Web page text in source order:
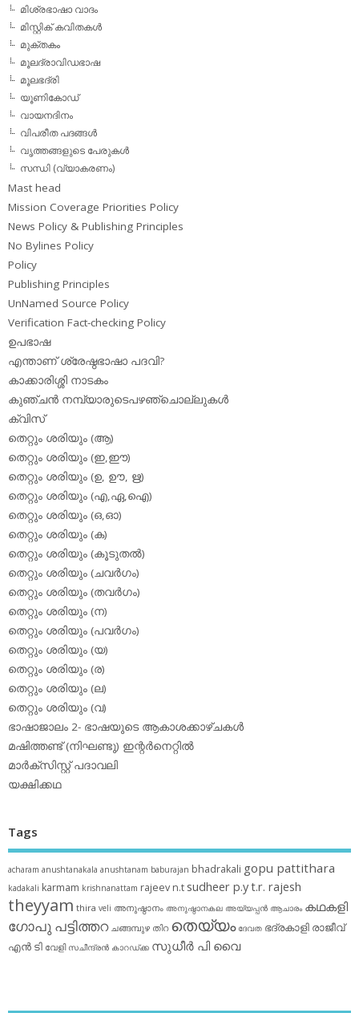
മിശ്രഭാഷാ വാദം
മിസ്റ്റിക് കവിതകള്‍
മുക്തകം
മൂലദ്രാവിഡഭാഷ
മൂലഭദ്രി
യൂണികോഡ്
വായനദിനം
വിപരീത പദങ്ങള്‍
വൃത്തങ്ങളുടെ പേരുകള്‍
സന്ധി (വ്യാകരണം)
Mast head
Mission Coverage Priorities Policy
News Policy & Publishing Principles
No Bylines Policy
Policy
Publishing Principles
UnNamed Source Policy
Verification Fact-checking Policy
ഉപഭാഷ
എന്താണ് ശ്രേഷ്ഠഭാഷാ പദവി?
കാക്കാരിശ്ശി നാടകം
കുഞ്ചന്‍ നമ്പ്യാരുടെപഴഞ്ചൊല്ലുകള്‍
ക്വിസ്
തെറ്റും ശരിയും (ആ)
തെറ്റും ശരിയും (ഇ,ഈ)
തെറ്റും ശരിയും (ഉ, ഊ, ഋ)
തെറ്റും ശരിയും (എ,ഏ,ഐ)
തെറ്റും ശരിയും (ഒ,ഓ)
തെറ്റും ശരിയും (ക)
തെറ്റും ശരിയും (കൂടുതല്‍)
തെറ്റും ശരിയും (ചവര്‍ഗം)
തെറ്റും ശരിയും (തവര്‍ഗം)
തെറ്റും ശരിയും (ന)
തെറ്റും ശരിയും (പവര്‍ഗം)
തെറ്റും ശരിയും (യ)
തെറ്റും ശരിയും (ര)
തെറ്റും ശരിയും (ല)
തെറ്റും ശരിയും (വ)
ഭാഷാജാലം 2- ഭാഷയുടെ ആകാശക്കാഴ്ചകള്‍
മഷിത്തണ്ട് (നിഘണ്ടു) ഇന്റര്‍നെറ്റില്‍
മാര്‍ക്‌സിസ്റ്റ് പദാവലി
യക്ഷിക്കഥ
Tags
acharam anushtanakala anushtanam baburajan bhadrakali gopu pattithara
kadakali karmam krishnanattam rajeev n.t sudheer p.yt.r. rajesh
theyyam thira veli അനുഷ്ഠാനം അനുഷ്ഠാനകല അയ്യപ്പന്‍ ആചാരം കഥകളി
ഗോപു പട്ടിത്തറ ചങ്ങമ്പുഴ തിറ തെയ്യം ദേവത ഭദ്രകാളി രാജീവ്
എൻ ടി വേളി സചീന്ദ്രന്‍ കാറഡ്ക്ക സുധീര്‍ പി വൈ